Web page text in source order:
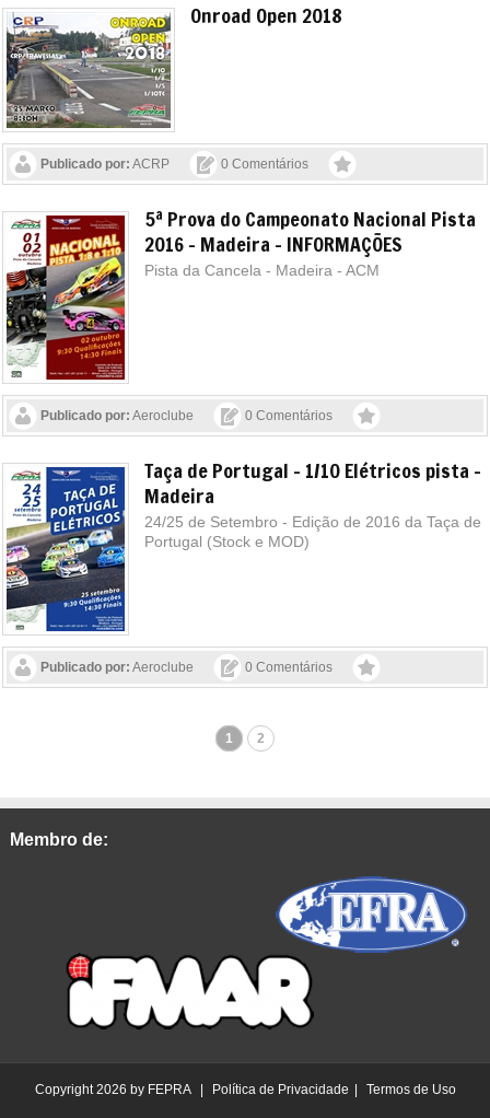
Onroad Open 2018
Publicado por: ACRP 0 Comentários
5ª Prova do Campeonato Nacional Pista
2016 - Madeira - INFORMAÇÕES
Pista da Cancela - Madeira - ACM
Publicado por: Aeroclube 0 Comentários
Taça de Portugal - 1/10 Elétricos pista -
Madeira
24/25 de Setembro - Edição de 2016 da Taça de
Portugal (Stock e MOD)
Publicado por: Aeroclube 0 Comentários
1 2
Membro de:
Copyright 2026 by FEPRA Política de Privacidade Termos de Uso